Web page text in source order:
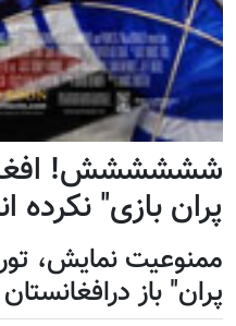
شششششش!
پران بازی" نکرده
ممنوعیت نمایش،
پران" باز درافغانستان